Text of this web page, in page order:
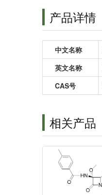
产品详情
中文名称
英文名称
CAS号
相关产品